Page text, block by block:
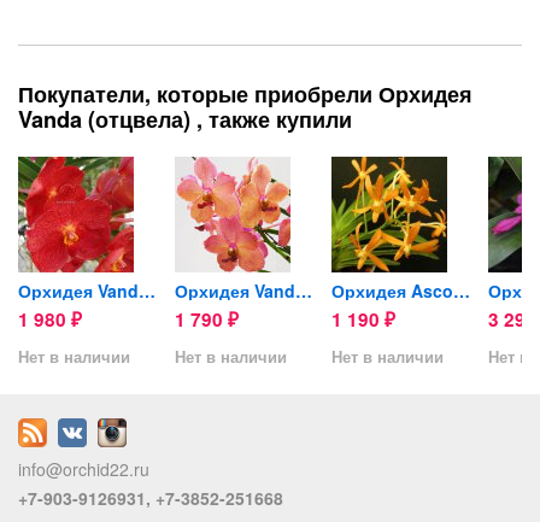
Покупатели, которые приобрели Орхидея
Vanda (отцвела) , также купили
Орхидея Vanda (отцвела)
1 980 ₽
Нет в наличии
Орхидея Vanda Gulf of Siam...
1 790 ₽
Нет в наличии
Орхидея Ascofinetia...
1 190 ₽
Нет в наличии
3 290
Нет в
info@orchid22.ru
+7-903-9126931, +7-3852-251668